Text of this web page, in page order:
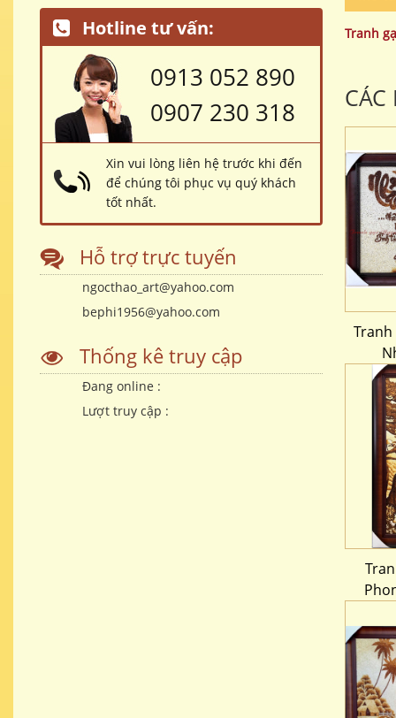
Tranh
Tranh
Hotline tư vấn:
0913 052 890
0907 230 318
Xin vui lòng liên hệ trước khi đến
để chúng tôi phục vụ quý khách
tốt nhất.
Hỗ trợ trực tuyến
ngocthao_art@yahoo.com
bephi1956@yahoo.com
Thống kê truy cập
Đang online :
Lượt truy cập :